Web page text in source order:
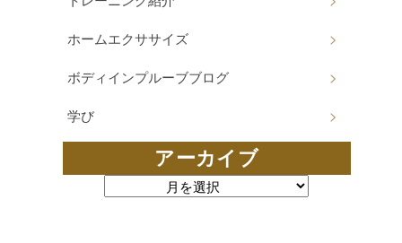
ホームエクササイズ
ボディインプルーブブログ
学び
アーカイブ